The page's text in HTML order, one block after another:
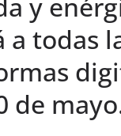
a todas
de